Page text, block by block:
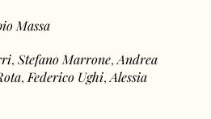
Massa
,Stefano Marrone,Andrea
, Federico Ughi,Alessia